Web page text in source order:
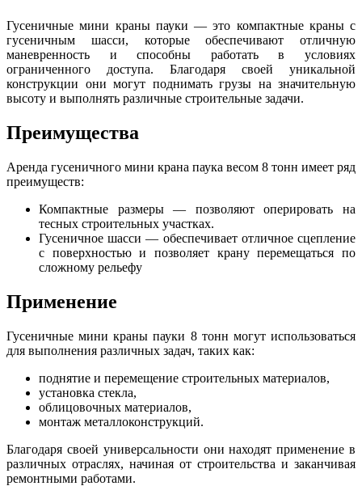
Гусеничные мини краны пауки — это компактные краны с
гусеничным шасси, которые обеспечивают отличную
маневренность и способны работать в условиях
ограниченного доступа. Благодаря своей уникальной
конструкции они могут поднимать грузы на значительную
высоту и выполнять различные строительные задачи.
Преимущества
Аренда гусеничного мини крана паука весом 8 тонн имеет ряд
преимуществ:
Компактные размеры — позволяют оперировать на
тесных строительных участках.
Гусеничное шасси — обеспечивает отличное сцепление
с поверхностью и позволяет крану перемещаться по
сложному рельефу
Применение
Гусеничные мини краны пауки 8 тонн могут использоваться
для выполнения различных задач, таких как:
поднятие и перемещение строительных материалов,
установка стекла,
облицовочных материалов,
монтаж металлоконструкций.
Благодаря своей универсальности они находят применение в
различных отраслях, начиная от строительства и заканчивая
ремонтными работами.